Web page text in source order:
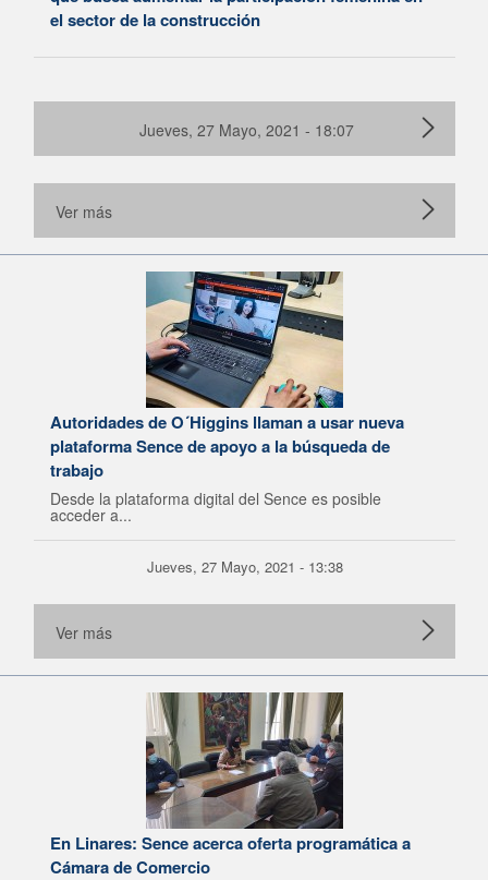
el sector de la construcción
Jueves, 27 Mayo, 2021 - 18:07
Ver más
Autoridades de O´Higgins llaman a usar nueva
plataforma Sence de apoyo a la búsqueda de
trabajo
Desde la plataforma digital del Sence es posible
acceder a...
Jueves, 27 Mayo, 2021 - 13:38
Ver más
En Linares: Sence acerca oferta programática a
Cámara de Comercio